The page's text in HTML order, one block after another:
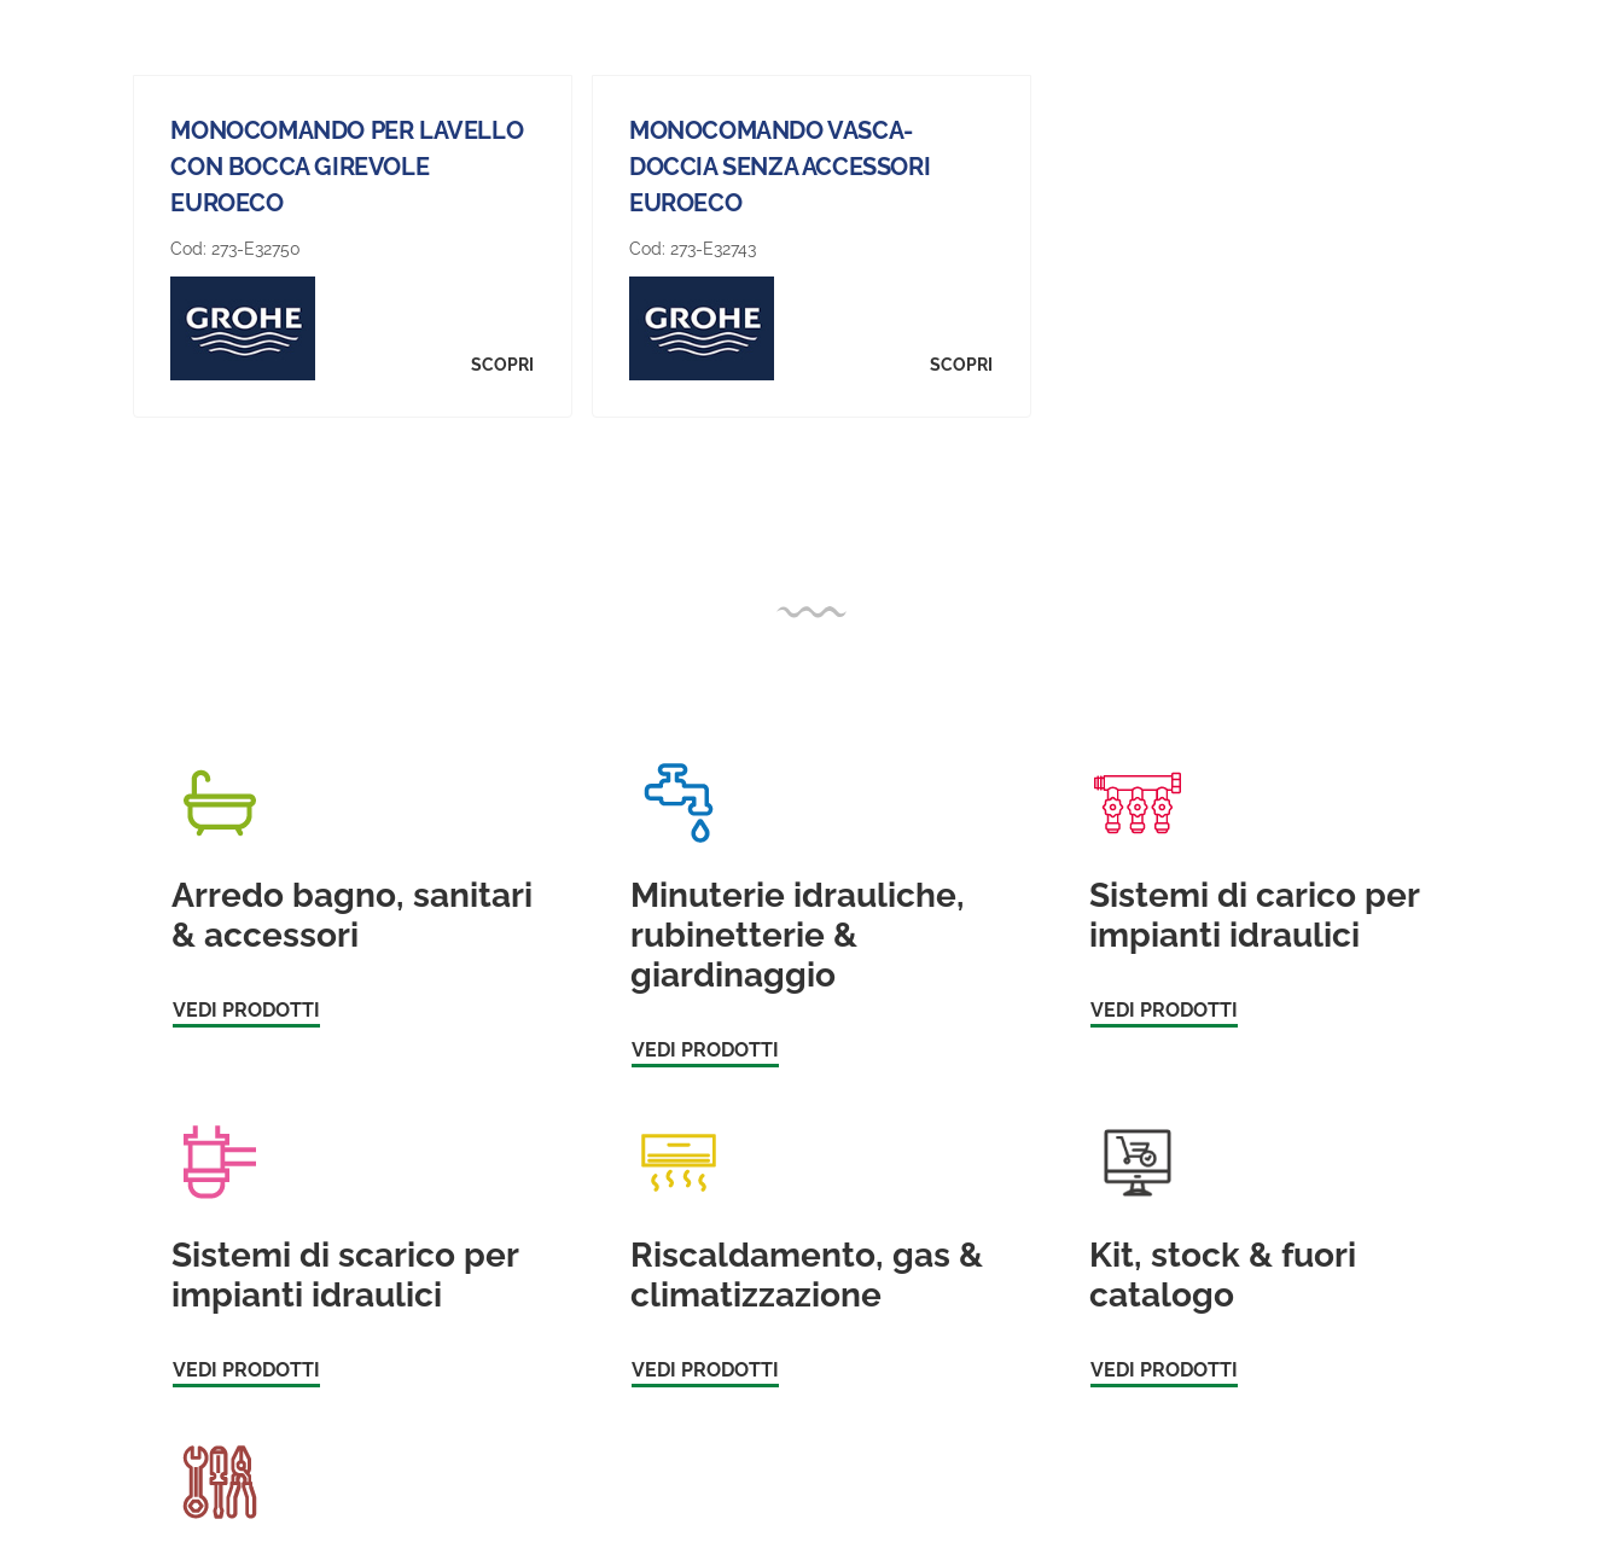
MONOCOMANDO PER LAVELLO
CON BOCCA GIREVOLE
EUROECO
Cod: 273-E32750
SCOPRI
MONOCOMANDO VASCA-
DOCCIA SENZA ACCESSORI
EUROECO
Cod: 273-E32743
SCOPRI
Arredo bagno, sanitari
& accessori
VEDI PRODOTTI
Minuterie idrauliche,
rubinetterie &
giardinaggio
VEDI PRODOTTI
Sistemi di carico per
impianti idraulici
VEDI PRODOTTI
Sistemi di scarico per
impianti idraulici
VEDI PRODOTTI
Riscaldamento, gas &
climatizzazione
VEDI PRODOTTI
Kit, stock & fuori
catalogo
VEDI PRODOTTI